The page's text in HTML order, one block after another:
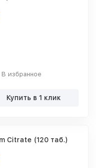
В избранное
Купить в 1 клик
Citrate (120 таб.)